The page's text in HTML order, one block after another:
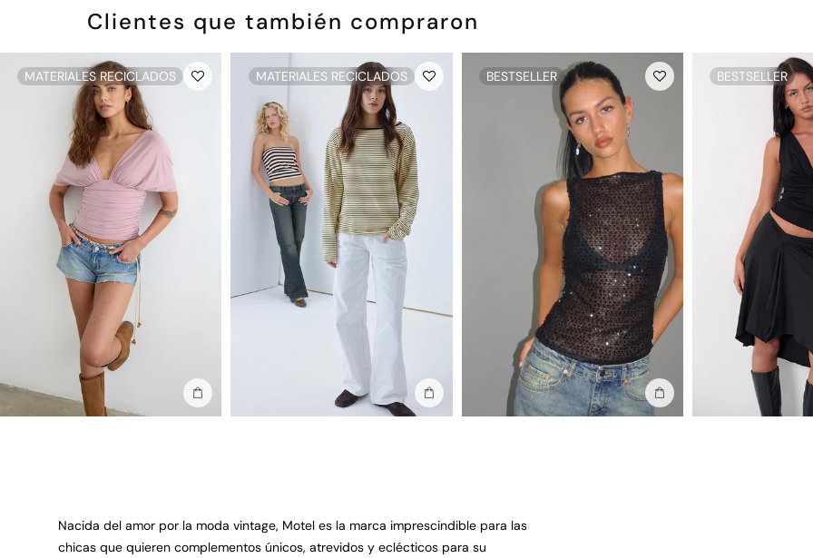
Clientes que también compraron
MATERIALES RECICLADOS
Añadir a la bolsa
MATERIALES RECICLADOS
Añadir a la bolsa
BESTSELLER
Añadir a la bolsa
BESTSELLER
Nacida del amor por la moda vintage, Motel es la marca imprescindible para las
chicas que quieren complementos únicos, atrevidos y eclécticos para su